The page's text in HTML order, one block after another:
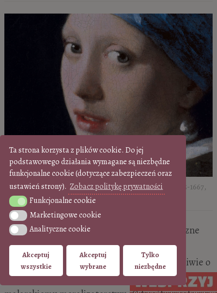
Ta strona korzysta z plików cookie. Do jej
podstawowego działania wymagane są niezbędne
funkcjonalne cookie (dotyczące zabezpieczeń oraz
ustawień strony). Zobacz politykę prywatności
Funkcjonalne cookie
Funkcjonalne cookie
Marketingowe cookie
Marketingowe cookie
Analityczne cookie
Analityczne cookie
Akceptuj
wszystkie
Akceptuj
wybrane
Tylko
niezbędne
Johannes Vermeer,Dziewczyna z perłą, detal | ok. 1665-1667,
Mauritshuis, Haga
W dokumentach, gdzie można znaleźć nieliczne
wzmianki o jego życiu, wyłania się portret
statecznego mężczyzny, walczącego rozpaczliwie o
dobrobyt swojej rodziny oraz całkowicie oddany